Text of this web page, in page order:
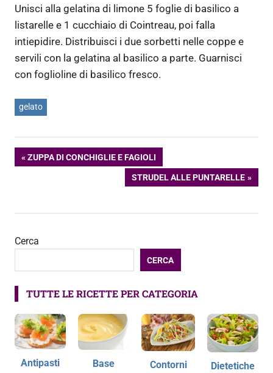
Unisci alla gelatina di limone 5 foglie di basilico a
listarelle e 1 cucchiaio di Cointreau, poi falla
intiepidire. Distribuisci i due sorbetti nelle coppe e
servili con la gelatina al basilico a parte. Guarnisci
con foglioline di basilico fresco.
gelato
Navigazione
ARTICOLO
ZUPPA DI CONCHIGLIE E FAGIOLI
ARTICOLO
STRUDEL ALLE PUNTARELLE
Cerca
CERCA
TUTTE LE RICETTE PER CATEGORIA
Antipasti Base Contorni Dietetiche